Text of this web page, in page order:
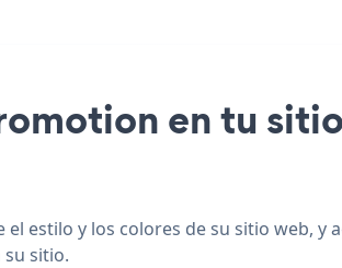
en tu
estilo y los colores de su sitio web, y
sitio.